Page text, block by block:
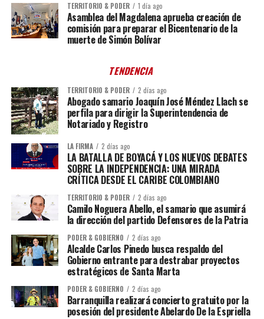
TERRITORIO & PODER 1 día ago
Asamblea del Magdalena aprueba creación de
comisión para preparar el Bicentenario de la
muerte de Simón Bolívar
TENDENCIA
TERRITORIO & PODER 2 días ago
Abogado samario Joaquín José Méndez Llach se
perfila para dirigir la Superintendencia de
Notariado y Registro
LA FIRMA 2 días ago
LA BATALLA DE BOYACÁ Y LOS NUEVOS DEBATES
SOBRE LA INDEPENDENCIA: UNA MIRADA
CRÍTICA DESDE EL CARIBE COLOMBIANO
TERRITORIO & PODER 2 días ago
Camilo Noguera Abello, el samario que asumirá
la dirección del partido Defensores de la Patria
PODER & GOBIERNO 2 días ago
Alcalde Carlos Pinedo busca respaldo del
Gobierno entrante para destrabar proyectos
estratégicos de Santa Marta
PODER & GOBIERNO 2 días ago
Barranquilla realizará concierto gratuito por la
posesión del presidente Abelardo De la Espriella